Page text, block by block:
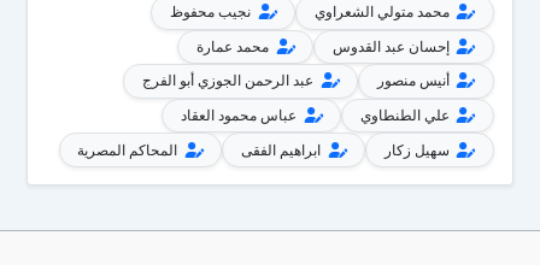
محمد متولي الشعراوي
نجيب محفوظ
إحسان عبد القدوس
محمد عمارة
أنيس منصور
عبد الرحمن الجوزي أبو الفرج
علي الطنطاوي
عباس محمود العقاد
سهيل زكار
ابراهيم الفقى المحاكم المصرية